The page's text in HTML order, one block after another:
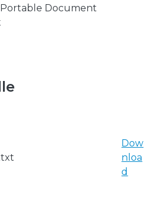
Document
Dow
nloa
d